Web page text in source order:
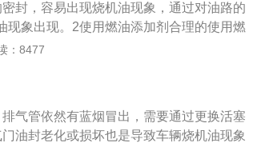
排放超标，严重的话还可能会出现烧机油
说的含蓄点，告诉你要换个活塞环换气门
；修复活塞环卡滞问题。
封，容易出现烧机油现象，通过对油路的
现象出现。2使用燃油添加剂合理的使用燃
免出现车辆烧机油现象的产生，燃油添加
：8477
气管依然有蓝烟冒出，需要通过更换活塞
油封老化或损坏也是导致车辆烧机油现象